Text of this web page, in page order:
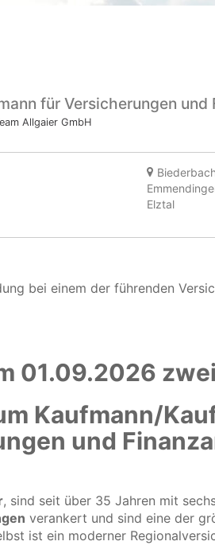
für Versicherungen
Allgaier GmbH
Elztal
bei einem der führenden
01.09.2026
Kaufmann/
und
, sind seit über 35 Jahren mit
verankert und sind eine der
ist ein moderner